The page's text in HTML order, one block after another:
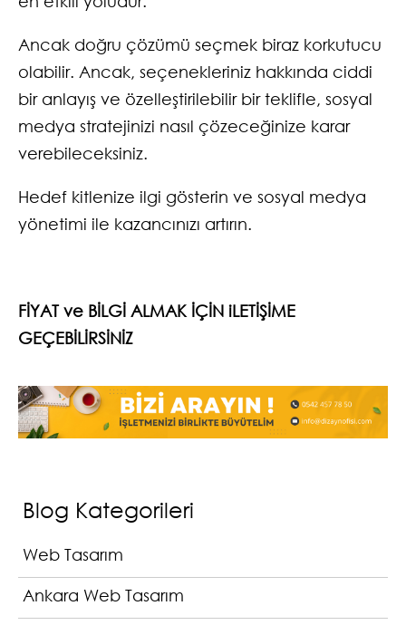
Ancak doğru çözümü seçmek biraz korkutucu
olabilir. Ancak, seçenekleriniz hakkında ciddi
bir anlayış ve özelleştirilebilir bir teklifle, sosyal
medya stratejinizi nasıl çözeceğinize karar
verebileceksiniz.
Hedef kitlenize ilgi gösterin ve sosyal medya
yönetimi ile kazancınızı artırın.
FİYAT ve BİLGİ ALMAK İÇİN iLETİŞİME
GEÇEBİLİRSİNİZ
Blog Kategorileri
Web Tasarım
Ankara Web Tasarım